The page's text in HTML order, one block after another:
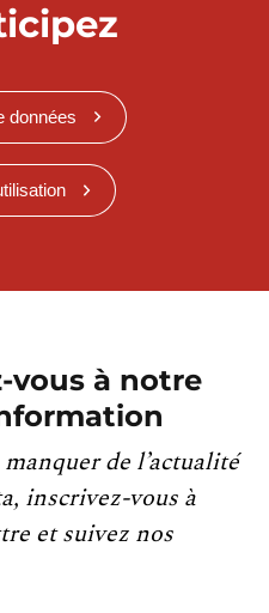
données
vous à notre
de l’actualité
inscrivez-vous à
et suivez nos